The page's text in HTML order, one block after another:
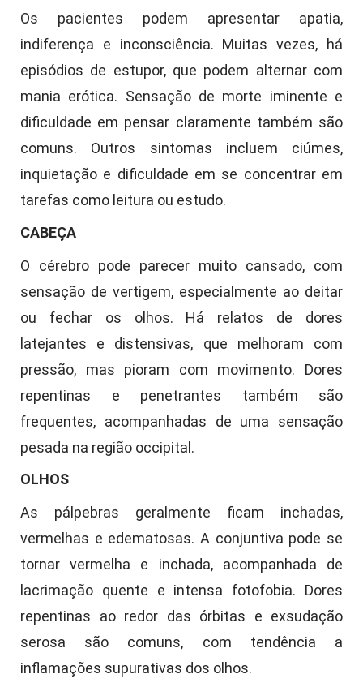
Os pacientes podem apresentar apatia,
indiferença e inconsciência. Muitas vezes, há
episódios de estupor, que podem alternar com
mania erótica. Sensação de morte iminente e
dificuldade em pensar claramente também são
comuns. Outros sintomas incluem ciúmes,
inquietação e dificuldade em se concentrar em
tarefas como leitura ou estudo.
CABEÇA
O cérebro pode parecer muito cansado, com
sensação de vertigem, especialmente ao deitar
ou fechar os olhos. Há relatos de dores
latejantes e distensivas, que melhoram com
pressão, mas pioram com movimento. Dores
repentinas e penetrantes também são
frequentes, acompanhadas de uma sensação
pesada na região occipital.
OLHOS
As pálpebras geralmente ficam inchadas,
vermelhas e edematosas. A conjuntiva pode se
tornar vermelha e inchada, acompanhada de
lacrimação quente e intensa fotofobia. Dores
repentinas ao redor das órbitas e exsudação
serosa são comuns, com tendência a
inflamações supurativas dos olhos.